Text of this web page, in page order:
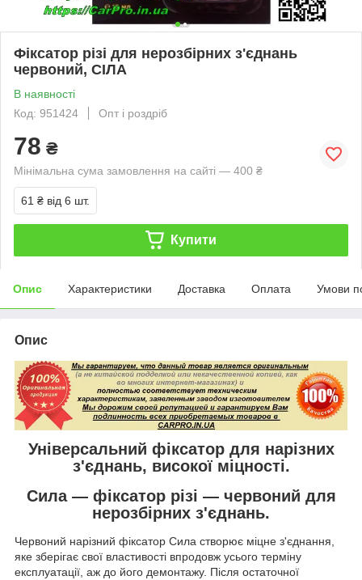
Фіксатор різі для нерозбірних з'єднань
червоний, СІЛА
В наявності
Код: 951424
Опт і роздріб
78 ₴
Мінімальна сума замовлення на сайті — 400 ₴
61 ₴ від 6 шт.
Купити
Опис Характеристики Доставка Оплата Умови
Опис
Універсальний фіксатор для нарізних
з'єднань, високої міцності.
Сила — фіксатор різі — червоний для
нерозбірних з'єднань.
Червоний нарізний фіксатор Сила створює міцне з'єднання,
яке зберігає свої властивості впродовж усього терміну
експлуатації, аж до його демонтажу. Після остаточної